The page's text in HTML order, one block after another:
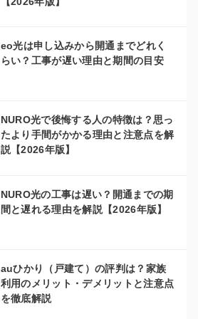
eo光は申し込みから開通までどれく
らい？工事が遅い理由と期間の目安
NURO光で後悔する人の特徴は？思っ
たより手間がかかる理由と注意点を解
説【2026年版】
NURO光の工事は遅い？開通までの期
間と遅れる理由を解説【2026年版】
auひかり（戸建て）の評判は？家族
利用のメリット・デメリットと注意点
を徹底解説